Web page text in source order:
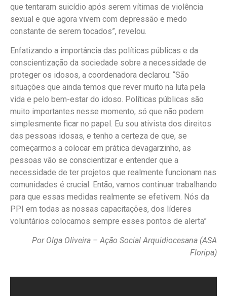
que tentaram suicídio após serem vítimas de violência
sexual e que agora vivem com depressão e medo
constante de serem tocados”, revelou.
Enfatizando a importância das políticas públicas e da
conscientização da sociedade sobre a necessidade de
proteger os idosos, a coordenadora declarou: “São
situações que ainda temos que rever muito na luta pela
vida e pelo bem-estar do idoso. Políticas públicas são
muito importantes nesse momento, só que não podem
simplesmente ficar no papel. Eu sou ativista dos direitos
das pessoas idosas, e tenho a certeza de que, se
começarmos a colocar em prática devagarzinho, as
pessoas vão se conscientizar e entender que a
necessidade de ter projetos que realmente funcionam nas
comunidades é crucial. Então, vamos continuar trabalhando
para que essas medidas realmente se efetivem. Nós da
PPI em todas as nossas capacitações, dos líderes
voluntários colocamos sempre esses pontos de alerta”
Por Olga Oliveira – Ação Social Arquidiocesana (ASA
Floripa)